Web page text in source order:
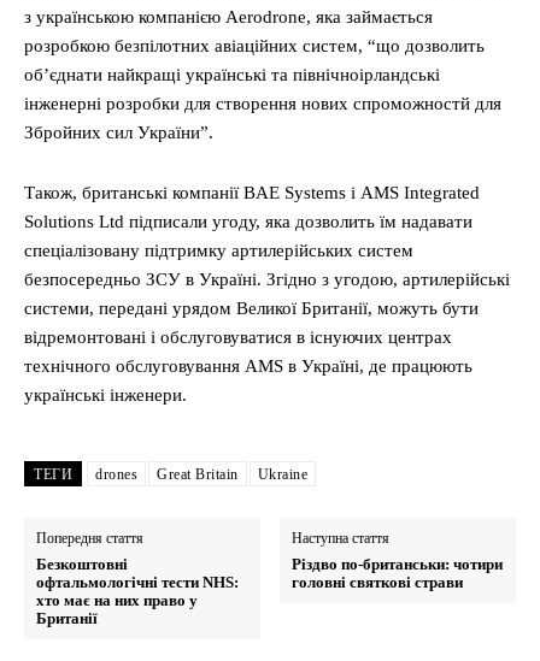
з українською компанією Aerodrone, яка займається
розробкою безпілотних авіаційних систем, “що дозволить
об’єднати найкращі українські та північноірландські
інженерні розробки для створення нових спроможностй для
Збройних сил України”.
Також, британські компанії BAE Systems і AMS Integrated
Solutions Ltd підписали угоду, яка дозволить їм надавати
спеціалізовану підтримку артилерійських систем
безпосередньо ЗСУ в Україні. Згідно з угодою, артилерійські
системи, передані урядом Великої Британії, можуть бути
відремонтовані і обслуговуватися в існуючих центрах
технічного обслуговування AMS в Україні, де працюють
українські інженери.
ТЕГИ drones Great Britain Ukraine
Попередня стаття
Безкоштовні
офтальмологічні тести NHS:
хто має на них право у
Британії
Наступна стаття
Різдво по-британськи: чотири
головні святкові страви